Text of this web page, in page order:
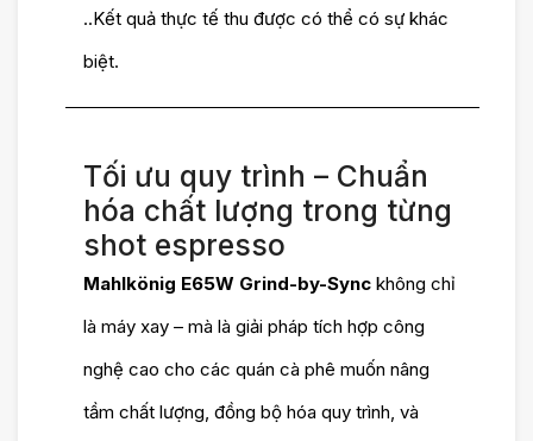
..Kết quả thực tế thu được có thể có sự khác
biệt.
Tối ưu quy trình – Chuẩn
hóa chất lượng trong từng
shot espresso
Mahlkönig E65W Grind-by-Sync không chỉ
là máy xay – mà là giải pháp tích hợp công
nghệ cao cho các quán cà phê muốn nâng
tầm chất lượng, đồng bộ hóa quy trình, và